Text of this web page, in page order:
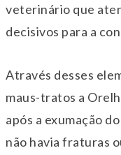
veterinário que
decisivos para a
Através desses
maus-tratos a
após a exumação
não havia fraturas